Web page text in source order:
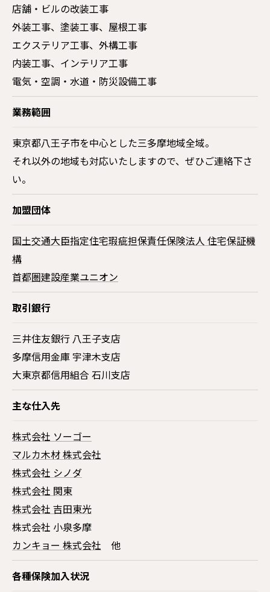
店舗・ビルの改装工事
外装工事、塗装工事、屋根工事
エクステリア工事、外構工事
内装工事、インテリア工事
電気・空調・水道・防災設備工事
業務範囲
東京都八王子市を中心とした三多摩地域全域。
それ以外の地域も対応いたしますので、ぜひご連絡下さ
い。
加盟団体
国土交通大臣指定住宅瑕疵担保責任保険法人 住宅保証機
構
首都圏建設産業ユニオン
取引銀行
三井住友銀行 八王子支店
多摩信用金庫 宇津木支店
大東京都信用組合 石川支店
主な仕入先
株式会社 ソーゴー
マルカ木材 株式会社
株式会社 シノダ
株式会社 関東
株式会社 吉田東光
株式会社 小泉多摩
カンキョー 株式会社 他
各種保険加入状況